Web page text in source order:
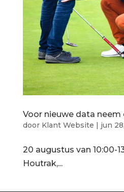
Voor nieuwe data
door Klant Website | jun
20 augustus van 10:00-
Houtrak,...